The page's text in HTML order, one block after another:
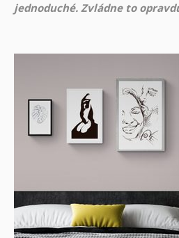
jednoduché. Zvládne to